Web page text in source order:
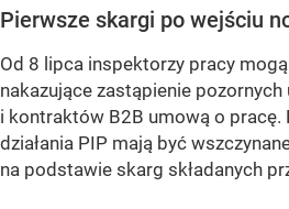
Pierwsze skargi po wejściu
Od 8 lipca inspektorzy pracy
nakazujące zastąpienie
i kontraktów B2B umową o pracę.
działania PIP mają być
na podstawie skarg składanych